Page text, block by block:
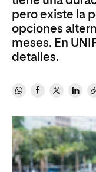
pero existe la
opciones
meses. En
detalles.